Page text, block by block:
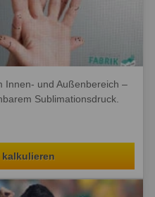
Innen- und Außenbereich –
Sublimationsdruck.